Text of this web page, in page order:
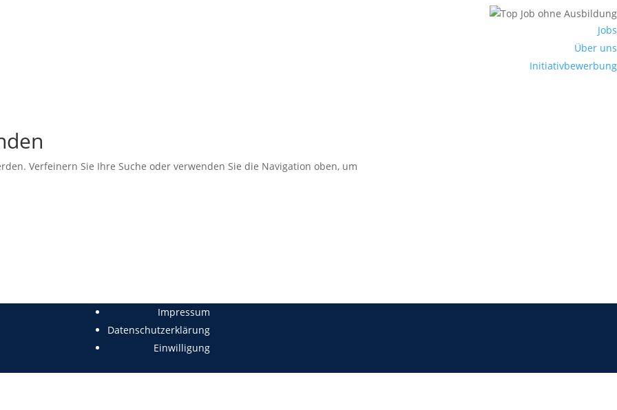
Jobs
Über uns
Initiativbewerbung
Verfeinern Sie Ihre Suche oder verwenden Sie die Navigation oben, um
Impressum
Datenschutzerklärung
Einwilligung